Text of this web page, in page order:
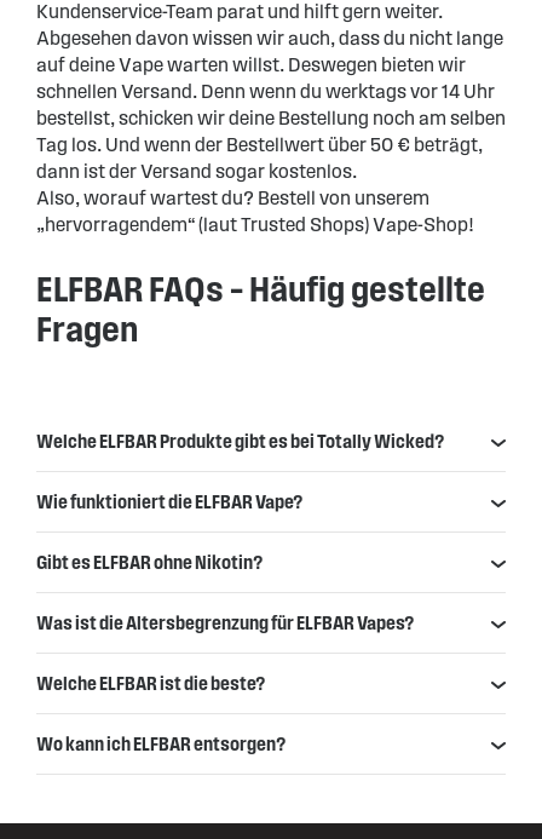
Kundenservice-Team parat und hilft gern weiter.
Abgesehen davon wissen wir auch, dass du nicht lange
auf deine Vape warten willst. Deswegen bieten wir
schnellen Versand. Denn wenn du werktags vor 14 Uhr
bestellst, schicken wir deine Bestellung noch am selben
Tag los. Und wenn der Bestellwert über 50 € beträgt,
dann ist der Versand sogar kostenlos.
Also, worauf wartest du? Bestell von unserem
„hervorragendem“ (laut Trusted Shops) Vape-Shop!
ELFBAR FAQs – Häufig gestellte
Fragen
Welche ELFBAR Produkte gibt es bei Totally Wicked?
Wie funktioniert die ELFBAR Vape?
Gibt es ELFBAR ohne Nikotin?
Was ist die Altersbegrenzung für ELFBAR Vapes?
Welche ELFBAR ist die beste?
Wo kann ich ELFBAR entsorgen?